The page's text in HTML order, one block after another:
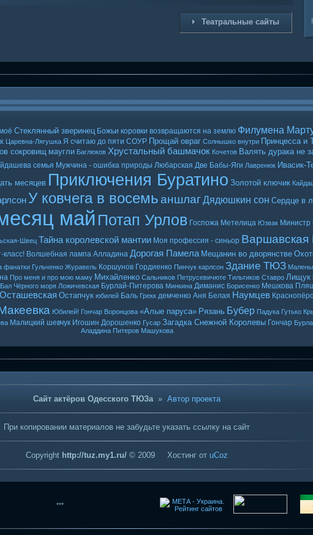
Театральные сайты
Стеклянный зверинец Божьи коровки возвращаются на землю Филумена
Царевна-Лягушка Я считаю до пяти СОУР Прощай овраг Солнышко внутри Принцесса и
сокровищ маугли Баглюков Хрустальный башмачок Кочетов Валять дурака не
семья Мужчина - ошибка природы Любарская Две Бабы-Яги Лавренюк Ивасик-
месяцев Приключения Буратино Золотой ключик
У ковчега в восемь аншлаг Дядюшкин сон Сердце в
май Потап Урлов Госпожа Метелица Юзвак Министр
Швец Тайна королевской мантии Моя профессия - синьор Варшавская
класс! Волшебная лампа Алладина Дорогая Памела Мещанин во дворянстве
фанатки Гульченко Журавель Коршунов Гордиенко Пинчук карлсон Здание ТЮЗ
Про меня и про мою маму Михайленко Сальников Петрусевичюте Тильтиков Ставро Лищук
Бал Чёрного моря Ложичевская Бурлай-Питерова Минкина Диманис Борисенко Мешкова
Осташевская Остапчук юбилей Баль Грекк демченко Аня Белая Наумцев
Юбилей! Гончар Воронцова «Алые паруса» Рязань Бубер Падука Гутько
Малицкий шевчук Игошин Дорошенко Гусар Загадка Снежной Королевы Гончар
Аладдина Питеров Машукова
Сайт актёров Одесского ТЮЗа» Автор проекта
При копировании материалов не забудьте указать ссылку на сайт
Copyright http://tuz.my1.ru/ © 2009 Хостинг от uCoz
***